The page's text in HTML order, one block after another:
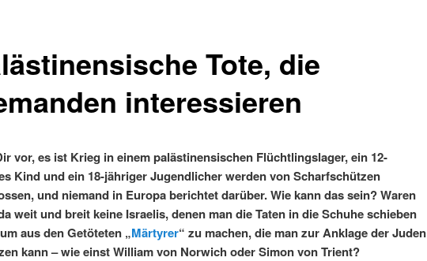
Tote, die
interessieren
vor, es ist Krieg in einem palästinensischen Flüchtlingslager, ein 12-
Kind und ein 18-jähriger Jugendlicher werden von Scharfschützen
und niemand in Europa berichtet darüber. Wie kann das sein? Waren
weit und breit keine Israelis, denen man die Taten in die Schuhe schieben
aus den Getöteten „Märtyrer“ zu machen, die man zur Anklage der Juden
kann – wie einst William von Norwich oder Simon von Trient?